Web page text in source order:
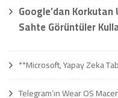
Google’dan Korkutan
Sahte Görüntüler
**Microsoft, Yapay Zeka
Telegram’ın Wear OS